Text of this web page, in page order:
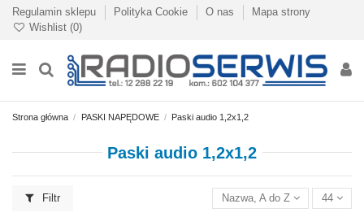
Regulamin sklepu Polityka Cookie O nas
Mapa strony
Wishlist (0)
Strona główna PASKI NAPĘDOWE Paski audio 1,2x1,2
Paski audio 1,2x1,2
Filtr Nazwa, A do Z 44